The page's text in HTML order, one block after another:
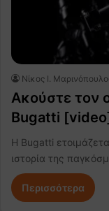
Nίκος Ι.
Ακούστε τον
Bugatti
Η Bugatti
ιστορία της
Περισσότερα